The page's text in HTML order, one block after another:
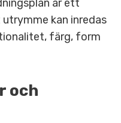
är ett
kan inredas
färg, form
och